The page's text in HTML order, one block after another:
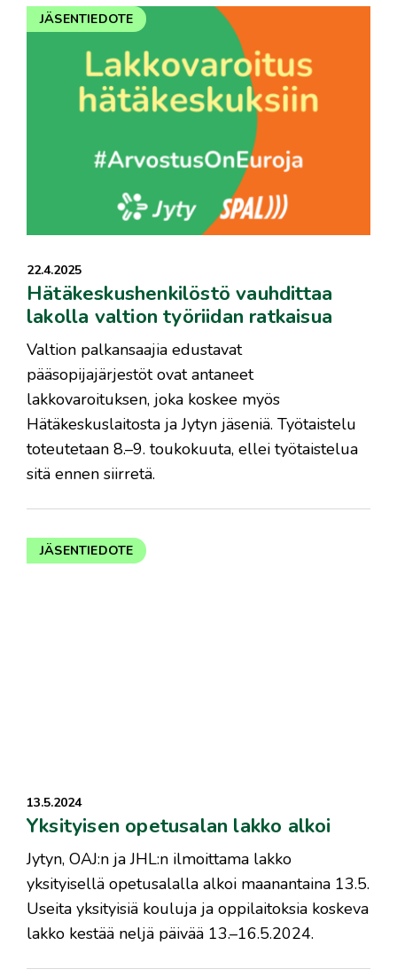
JÄSENTIEDOTE
22.4.2025
Hätäkeskushenkilöstö vauhdittaa
lakolla valtion työriidan ratkaisua
Valtion palkansaajia edustavat
pääsopijajärjestöt ovat antaneet
lakkovaroituksen, joka koskee myös
Hätäkeskuslaitosta ja Jytyn jäseniä. Työtaistelu
toteutetaan 8.–9. toukokuuta, ellei työtaistelua
sitä ennen siirretä.
JÄSENTIEDOTE
13.5.2024
Yksityisen opetusalan lakko alkoi
Jytyn, OAJ:n ja JHL:n ilmoittama lakko
yksityisellä opetusalalla alkoi maanantaina 13.5.
Useita yksityisiä kouluja ja oppilaitoksia koskeva
lakko kestää neljä päivää 13.–16.5.2024.